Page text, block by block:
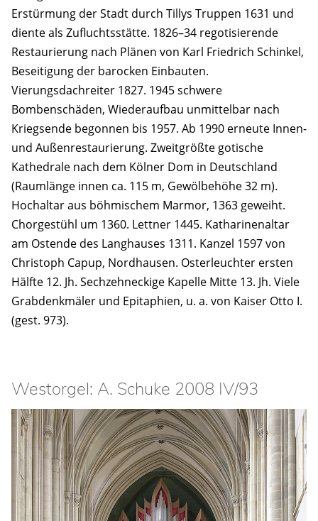
Erstürmung der Stadt durch Tillys Truppen 1631 und
diente als Zufluchtsstätte. 1826–34 regotisierende
Restaurierung nach Plänen von Karl Friedrich Schinkel,
Beseitigung der barocken Einbauten.
Vierungsdachreiter 1827. 1945 schwere
Bombenschäden, Wiederaufbau unmittelbar nach
Kriegsende begonnen bis 1957. Ab 1990 erneute Innen-
und Außenrestaurierung. Zweitgrößte gotische
Kathedrale nach dem Kölner Dom in Deutschland
(Raumlänge innen ca. 115 m, Gewölbehöhe 32 m).
Hochaltar aus böhmischem Marmor, 1363 geweiht.
Chorgestühl um 1360. Lettner 1445. Katharinenaltar
am Ostende des Langhauses 1311. Kanzel 1597 von
Christoph Capup, Nordhausen. Osterleuchter ersten
Hälfte 12. Jh. Sechzehneckige Kapelle Mitte 13. Jh. Viele
Grabdenkmäler und Epitaphien, u. a. von Kaiser Otto I.
(gest. 973).
Westorgel: A. Schuke 2008 IV/93